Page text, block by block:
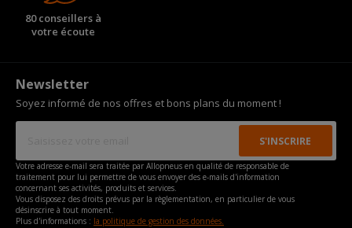
remboursement, si le Client ne souhaite pas ou ne peut
pas être remboursé directement sur le moyen de
paiement utilisé pour la commande du pneu ou de la
transmis en ligne lors de votre déclaration initiale.
Cependant, si certains documents sont manquants lors de
votre déclaration, ils vous seront demandés au cours de
l'étude de votre déclaration.
En complément des documents à communiquer, Allopneus
pourra demander, selon les circonstances du dommage,
toute pièce supplémentaire pour apprécier le bien-fondé
de la demande de prise en charge au titre de la garantie
commerciale.
80 conseillers à
votre écoute
Newsletter
Soyez informé de nos offres et bons plans du moment !
Votre adresse e-mail sera traitée par Allopneus en qualité de responsable de
traitement pour lui permettre de vous envoyer des e-mails d'information
concernant ses activités, produits et services.
Vous disposez des droits prévus par la règlementation, en particulier de vous
désinscrire à tout moment.
Plus d'informations : la politique de gestion des données.